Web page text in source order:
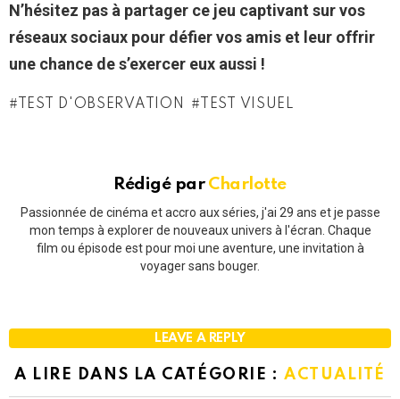
N’hésitez pas à partager ce jeu captivant sur vos
réseaux sociaux pour défier vos amis et leur offrir
une chance de s’exercer eux aussi !
TEST D'OBSERVATION TEST VISUEL
Rédigé par Charlotte
Passionnée de cinéma et accro aux séries, j'ai 29 ans et je passe
mon temps à explorer de nouveaux univers à l'écran. Chaque
film ou épisode est pour moi une aventure, une invitation à
voyager sans bouger.
LEAVE A REPLY
A LIRE DANS LA CATÉGORIE : ACTUALITÉ